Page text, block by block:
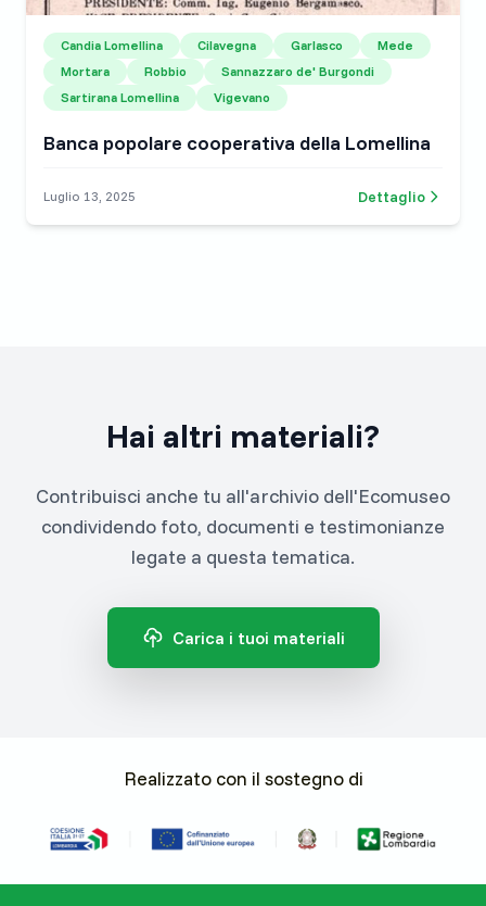
Candia Lomellina Cilavegna Garlasco
Mede
Mortara
Robbio
Sannazzaro de' Burgondi
Sartirana Lomellina
Vigevano
Banca popolare cooperativa della Lomellina
Luglio 13, 2025 Dettaglio
Hai altri materiali?
Contribuisci anche tu all'archivio dell'Ecomuseo
condividendo foto, documenti e testimonianze
legate a questa tematica.
Carica i tuoi materiali
Realizzato con il sostegno di